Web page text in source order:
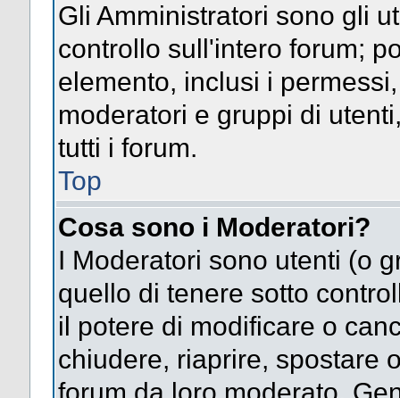
Gli Amministratori sono gli
controllo sull'intero forum;
elemento, inclusi i
moderatori e gruppi di
tutti i forum.
Top
Cosa sono i Moderatori?
I Moderatori sono utenti (o
quello di tenere sotto
il potere di modificare o
chiudere, riaprire, spostare